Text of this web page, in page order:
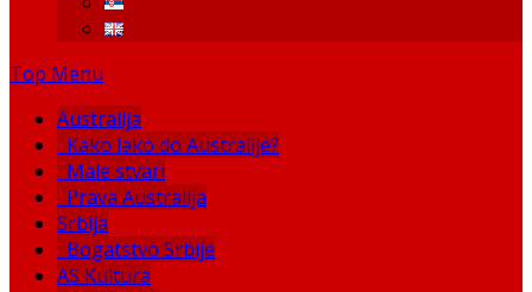
Top Menu
Australija
Kako lako do Australije?
Male stvari
Prava Australija
Srbija
Bogatstvo Srbije
AS Kultura